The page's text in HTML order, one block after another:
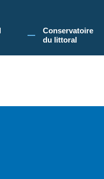
du littoral, vous
Conservatoire
du littoral